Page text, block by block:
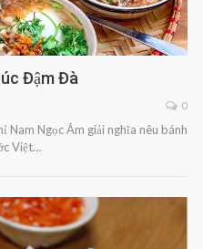
Đậm Đà
0
Nam Ngọc Âm giải nghĩa nêu bánh
Việt…